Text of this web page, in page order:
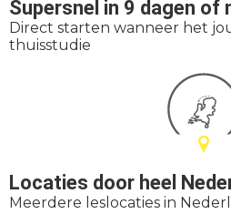
Supersnel in 9 dagen
Direct starten wanneer het
thuisstudie
Locaties door heel
Meerdere leslocaties in